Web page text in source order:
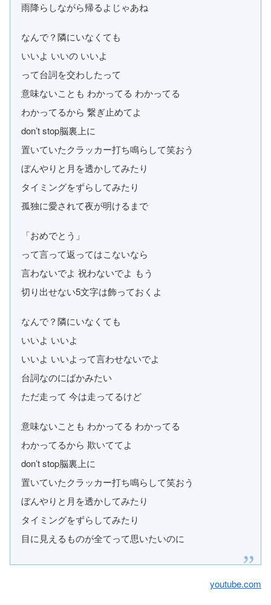
雨降らしながら帰るよじゃあね
なんで？隣にいなくても
いいよ いいの いいよ
って台詞を交わしたって
意味ないことも わかってる わかってる
わかってるから 繋ぎ止めてよ
don’t stop脳裏上に
置いていたクラッカー打ち鳴らして笑おう
ぼんやりと月を透かしてみたり
タイミングをずらしてみたり
孤独に愛されて夜が明けるまで
「おめでとう」
って言って返ってはこないなら
言わないでよ 祝わないでよ もう
切り出せない5文字は飾っておくよ
なんで？隣にいなくても
いいよ いいよ
いいよ いいよって言わせないでよ
台詞なのにばかみたい
ただ走って 今は走ってるけど
意味ないことも わかってる わかってる
わかってるから 欺いててよ
don’t stop脳裏上に
置いていたクラッカー打ち鳴らして笑おう
ぼんやりと月を透かしてみたり
タイミングをずらしてみたり
目に見えるものが全てって思いたいのに
youtube.com